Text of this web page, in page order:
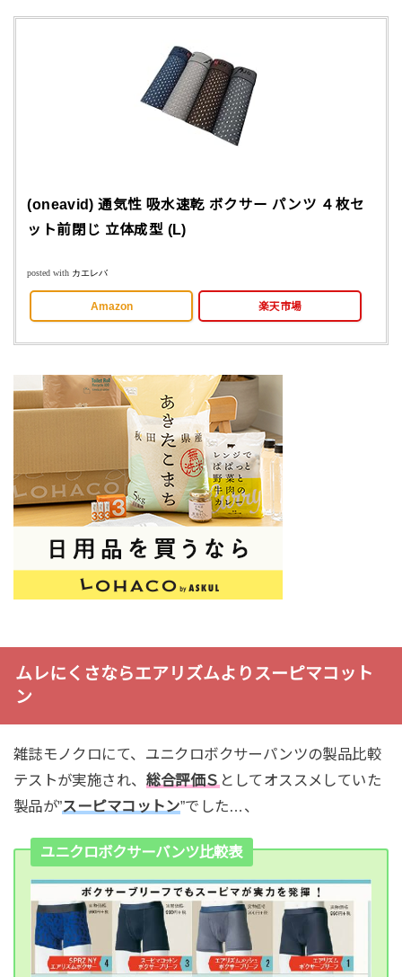
(oneavid) 通気性 吸水速乾 ボクサー パンツ ４枚セ
ット前閉じ 立体成型 (L)
posted with カエレバ
Amazon 楽天市場
ムレにくさならエアリズムよりスーピマコット
ン
雑誌モノクロにて、ユニクロボクサーパンツの製品比較
テストが実施され、 総合評価Ｓ としてオススメしていた
製品が”スーピマコットン”でした…、
ユニクロボクサーパンツ比較表